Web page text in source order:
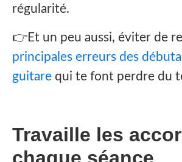
régularité.
👉Et un peu aussi, éviter de
principales erreurs des
guitare qui te font perdre du
Travaille les